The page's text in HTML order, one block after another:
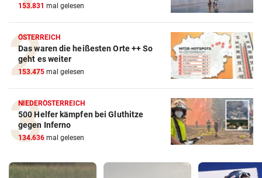
153.831 mal gelesen
ÖSTERREICH
Das waren die heißesten Orte ++ So
geht es weiter
153.475 mal gelesen
NIEDERÖSTERREICH
500 Helfer kämpfen bei Gluthitze
gegen Inferno
134.636 mal gelesen